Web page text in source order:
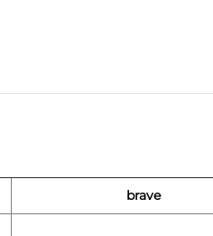
brave